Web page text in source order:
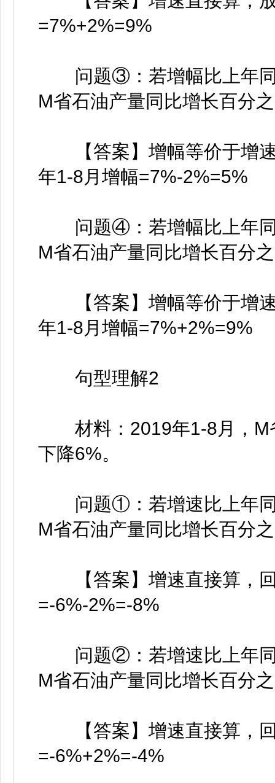
=7%+2%=9%
问题③：若增幅比上年同
M省石油产量同比增长百分
【答案】增幅等价于增速
年1-8月增幅=7%-2%=5%
问题④：若增幅比上年同
M省石油产量同比增长百分
【答案】增幅等价于增速
年1-8月增幅=7%+2%=9%
句型理解2
材料：2019年1-8月，M
下降6%。
问题①：若增速比上年同
M省石油产量同比增长百分
【答案】增速直接算，回
=-6%-2%=-8%
问题②：若增速比上年同
M省石油产量同比增长百分
【答案】增速直接算，回
=-6%+2%=-4%